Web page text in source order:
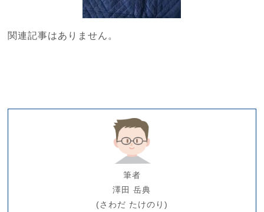
関連記事はありません。
筆者
澤田 岳典
(さわだ たけのり)